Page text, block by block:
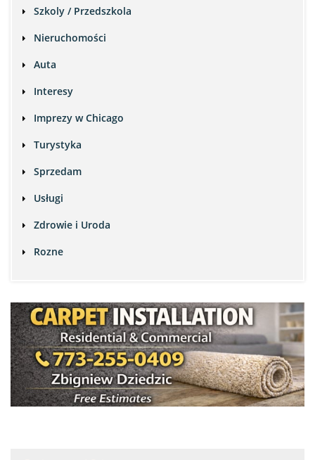
Szkoly / Przedszkola
Nieruchomości
Auta
Interesy
Imprezy w Chicago
Turystyka
Sprzedam
Usługi
Zdrowie i Uroda
Rozne